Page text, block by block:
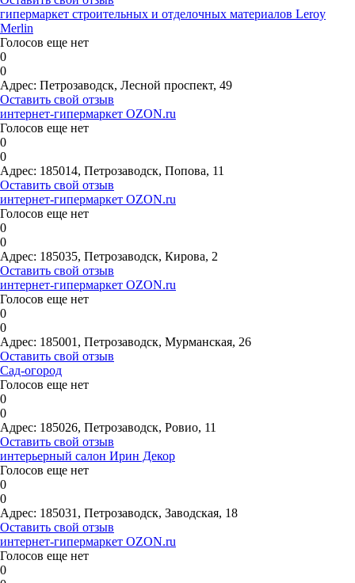
гипермаркет строительных и отделочных материалов Leroy
Merlin
Голосов еще нет
0
0
Адрес: Петрозаводск, Лесной проспект, 49
Оставить свой отзыв
интернет-гипермаркет OZON.ru
Голосов еще нет
0
0
Адрес: 185014, Петрозаводск, Попова, 11
Оставить свой отзыв
интернет-гипермаркет OZON.ru
Голосов еще нет
0
0
Адрес: 185035, Петрозаводск, Кирова, 2
Оставить свой отзыв
интернет-гипермаркет OZON.ru
Голосов еще нет
0
0
Адрес: 185001, Петрозаводск, Мурманская, 26
Оставить свой отзыв
Сад-огород
Голосов еще нет
0
0
Адрес: 185026, Петрозаводск, Ровио, 11
Оставить свой отзыв
интерьерный салон Ирин Декор
Голосов еще нет
0
0
Адрес: 185031, Петрозаводск, Заводская, 18
Оставить свой отзыв
интернет-гипермаркет OZON.ru
Голосов еще нет
0